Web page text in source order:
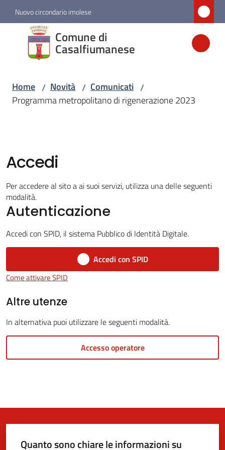
Vai al contenuto
Vai alla navigazione
Vai al footer
Nuovo circondario imolese
Comune di
Casalfiumanese
Comune di
Casalfiumanese
Amministrazione
Servizi
Vivere
Casalfiumanese
5x1000
Servizi
line
Tutti
Home / Novità / Comunicati /
Programma metropolitano di rigenerazione 2023
Accedi
Per accedere al sito a ai suoi servizi, utilizza una delle seguenti
modalità.
Autenticazione
Accedi con SPID, il sistema Pubblico di Identità Digitale.
Accedi con SPID
Come attivare SPID
Altre utenze
In alternativa puoi utilizzare le seguenti modalità.
Accesso operatore
Quanto sono chiare le informazioni su